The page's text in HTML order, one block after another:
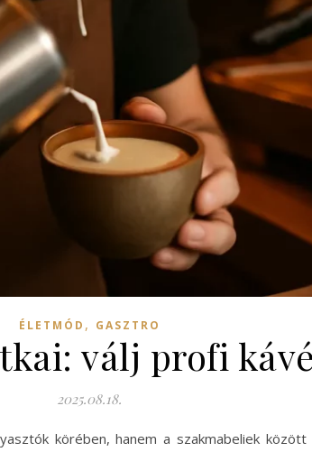
ÉLETMÓD , GASZTRO
válj profi
2025.08.18.
körében, hanem a szakmabeliek